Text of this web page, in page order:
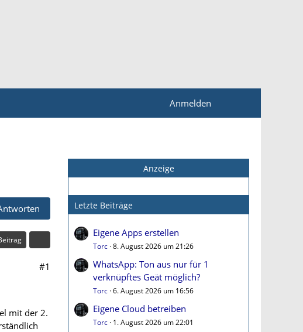
Anmelden
#1
mit der 2.
Anzeige
Letzte Beiträge
Eigene Apps erstellen
Torc 8. August 2026 um 21:26
WhatsApp: Ton aus nur für 1
verknüpftes Geät möglich?
Torc 6. August 2026 um 16:56
Eigene Cloud betreiben
Torc 1. August 2026 um 22:01